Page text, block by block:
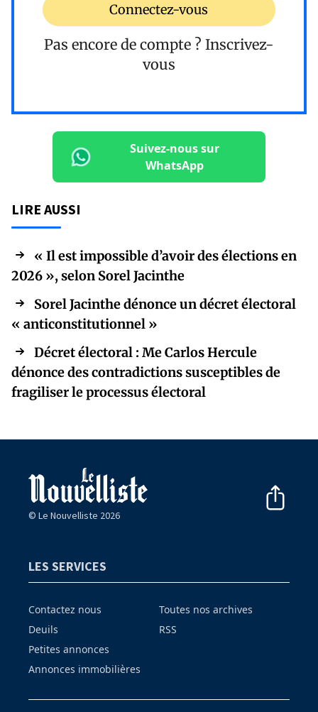
Connectez-vous
Pas encore de compte ? Inscrivez-
vous
Suivez-nous sur
WhatsApp
LIRE AUSSI
« Il est impossible d’avoir des élections en
2026 », selon Sorel Jacinthe
Sorel Jacinthe dénonce un décret électoral
« anticonstitutionnel »
Décret électoral : Me Carlos Hercule
dénonce des contradictions susceptibles de
fragiliser le processus électoral
© Le Nouvelliste 2026
LES SERVICES
Contactez nous
Deuils
Petites annonces
Annonces immobilières
Toutes nos archives
RSS